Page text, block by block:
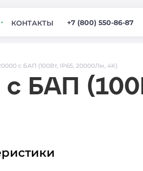
КОНТАКТЫ +7 (800) 550-86-87
с БАП (100Вт, IP65, 20000Лм, 4К)
БАП